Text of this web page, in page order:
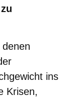
ins
Krisen,